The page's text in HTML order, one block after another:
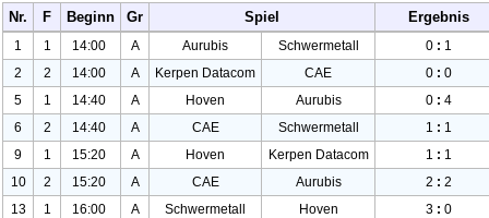
Nr. F Beginn Gr Spiel Ergebnis
1 1 14:00 A Aurubis Schwermetall 0 : 1
2
2 14:00 A Kerpen Datacom CAE 0 : 0
5
1 14:40 A Hoven Aurubis 0 : 4
6
2 14:40 A CAE Schwermetall 1 : 1
9
1 15:20 A Hoven Kerpen Datacom 1 : 1
10
2 15:20 A CAE Aurubis 2 : 2
13
1 16:00 A Schwermetall Hoven 3 : 0